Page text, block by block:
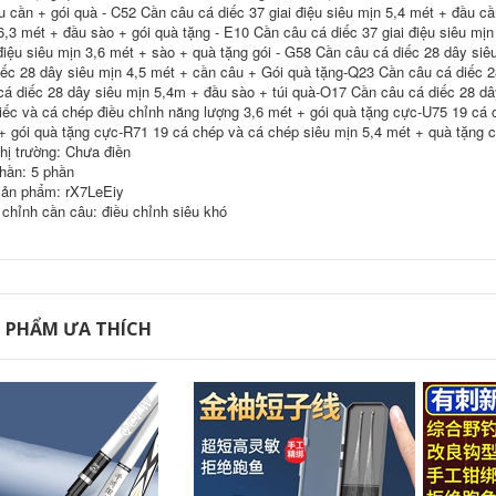
Tay Cần
Hiệu
bộ Cần Câu
cần câu lure
đứng cần
Luya Bộ Cần
Mới Carbon
Xa Biển Cần
Cần Câu Cá
Nước Bánh Xe
Zhulin siêu ngắn
cần câu cầm tay
nhẹ và siêu
túi thương hiệu di
ngắn-cần câu
đồ câu cá Cần câu
đoạn dài
cần câu tay giá rẻ
211,000
cần câu cá giá rẻ
(Laogui chính hãng
mua một tặng một)
Cần câu tay Laogui
siêu nhẹ siêu cứng
câu Bihai Cá mập
Cần câu tay Bộ cần
Cần câu tay cần
đoạn ngắn di động
cần câu cá diếc cần
câu cá chép cần câu
siêu nhẹ siêu cứng
cần câu ngư cụ kết
hợp bộ hoàn chỉnh
cần + gói quà - C52 Cần câu cá diếc 37 giai điệu siêu mịn 5,4 mét + đầu
mét + đầu sào + gói quà tặng - E10 Cần câu cá diếc 37 giai điệu siêu
siêu mịn 3,6 mét + sào + quà tặng gói - G58 Cần câu cá diếc 28 dây
28 dây siêu mịn 4,5 mét + cần câu + Gói quà tặng-Q23 Cần câu cá diếc
diếc 28 dây siêu mịn 5,4m + đầu sào + túi quà-O17 Cần câu cá diếc 28
và cá chép điều chỉnh năng lượng 3,6 mét + gói quà tặng cực-U75 19
gói quà tặng cực-R71 19 cá chép và cá chép siêu mịn 5,4 mét + quà tặng
trường: Chưa điền
5 phần
phẩm: rX7LeEiy
cần câu: điều chỉnh siêu khó
PHẨM ƯA THÍCH